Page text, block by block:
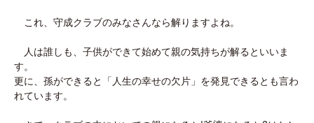
これ、守成クラブのみなさんなら解りますよね。
人は誰しも、子供ができて始めて親の気持ちが解るといいま
す。
更に、孫ができると「人生の幸せの欠片」を発見できるとも言わ
れています。